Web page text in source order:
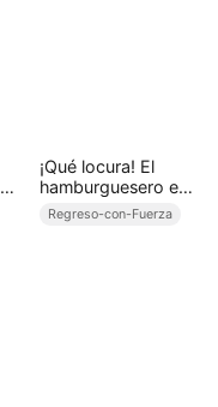
¡Qué locura! El
hamburguesero es
el dueño
Regreso-con-Fuerza